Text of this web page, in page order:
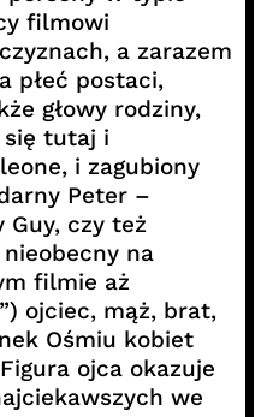
filmowi
a zarazem
płeć postaci,
głowy rodziny,
się tutaj i
i zagubiony
Peter –
Guy, czy też
na
filmie aż
ojciec, mąż, brat,
Ośmiu kobiet
ojca okazuje
we